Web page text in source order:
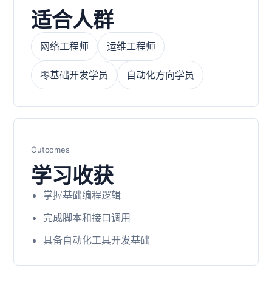
适合人群
网络工程师 运维工程师
零基础开发学员 自动化方向学员
Outcomes
学习收获
掌握基础编程逻辑
完成脚本和接口调用
具备自动化工具开发基础